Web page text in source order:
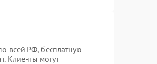
всей РФ, бесплатную
Клиенты могут